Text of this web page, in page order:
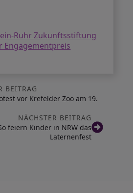
Ruhr Zukunftsstiftung
Engagementpreis
BEITRAG
vor Krefelder Zoo am 19.
NÄCHSTER BEITRAG
feiern Kinder in NRW das
Laternenfest